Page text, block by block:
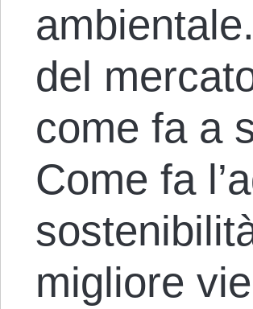
del
come fa a
Come fa
migliore